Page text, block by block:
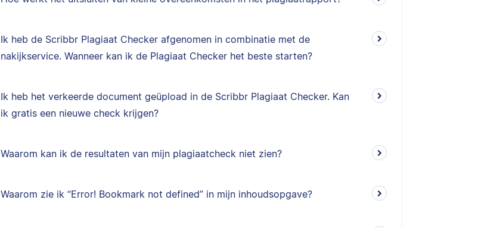
Ik heb de Scribbr Plagiaat Checker afgenomen in combinatie met de
nakijkservice. Wanneer kan ik de Plagiaat Checker het beste starten?
Ik heb het verkeerde document geüpload in de Scribbr Plagiaat Checker. Kan
ik gratis een nieuwe check krijgen?
Waarom kan ik de resultaten van mijn plagiaatcheck niet zien?
Waarom zie ik “Error! Bookmark not defined” in mijn inhoudsopgave?